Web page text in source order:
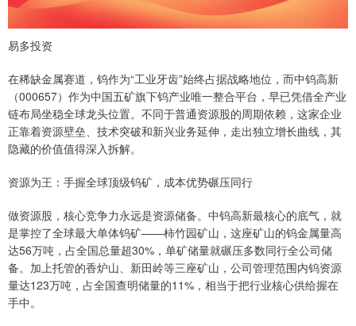
易多投资
在稀缺金属赛道，钨作为“工业牙齿”始终占据战略地位，而中钨高新
（000657）作为中国五矿旗下钨产业唯一整合平台，早已凭借全产业
链布局坐稳全球龙头位置。不同于普通资源股的周期依赖，这家企业
正靠着资源壁垒、技术突破和新兴业务延伸，走出独立增长曲线，其
隐藏的价值值得深入拆解。
资源为王：手握全球顶级钨矿，成本优势碾压同行
做资源股，核心竞争力永远是资源储备。中钨高新最核心的底气，就
是掌控了全球最大单体钨矿——柿竹园矿山，这座矿山的钨金属量高
达56万吨，占全国总量超30%，单矿储量就碾压多数同行全公司储
备。加上托管的香炉山、新田岭等三座矿山，公司管理范围内钨资源
量达123万吨，占全国查明储量的11%，相当于把行业核心供给握在
手中。